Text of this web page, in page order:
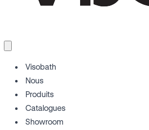
Visobath
Nous
Produits
Catalogues
Showroom